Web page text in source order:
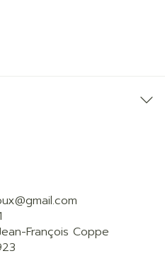
gmail.com
François Coppe